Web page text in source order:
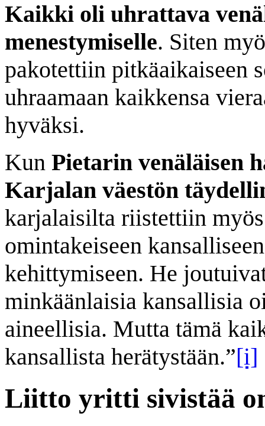
Kaikki oli uhrattava
menestymiselle. Siten
pakotettiin pitkäaikaiseen
uhraamaan kaikkensa
hyväksi.
Kun Pietarin venäläisen
Karjalan väestön
karjalaisilta riistettiin
omintakeiseen
kehittymiseen. He
minkäänlaisia kansallisia
aineellisia. Mutta tämä
kansallista herätystään.”[i]
Liitto yritti sivistää